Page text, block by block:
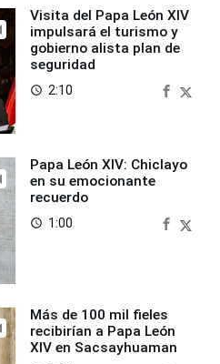
Visita del Papa León XIV
impulsará el turismo y
gobierno alista plan de
seguridad
access_time 2:10
Papa León XIV: Chiclayo
en su emocionante
recuerdo
access_time 1:00
Más de 100 mil fieles
recibirían a Papa León
XIV en Sacsayhuaman